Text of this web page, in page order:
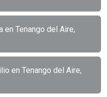
en Tenango del Aire,
en Tenango del Aire,